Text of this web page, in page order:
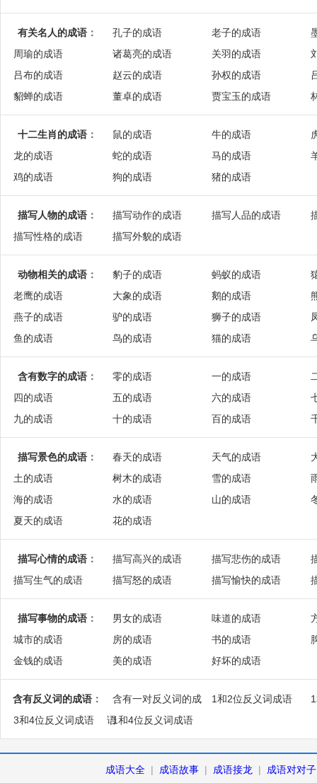
有关名人的成语 ： 孔子的成语 老子的成语
周瑜的成语
诸葛亮的成语 关羽的成语
吕布的成语
赵云的成语 孙权的成语
貂蝉的成语
董卓的成语 贾宝玉的成语
十二生肖的成语 ： 鼠的成语 牛的成语
龙的成语
蛇的成语 马的成语
鸡的成语
狗的成语 猪的成语
描写人物的成语 ： 描写动作的成语 描写人品的成语
描写性格的成语
描写外貌的成语
动物相关的成语 ： 豹子的成语 蚂蚁的成语
老鹰的成语
大象的成语 鹅的成语
燕子的成语
驴的成语 狮子的成语
鱼的成语
鸟的成语 猫的成语
含有数字的成语 ： 零的成语 一的成语
四的成语
五的成语 六的成语
九的成语
十的成语 百的成语
描写景色的成语 ： 春天的成语 天气的成语
土的成语
树木的成语 雪的成语
海的成语
水的成语 山的成语
夏天的成语
花的成语
描写心情的成语 ： 描写高兴的成语 描写悲伤的成语
描写生气的成语
描写怒的成语 描写愉快的成语
描写事物的成语 ： 男女的成语 味道的成语
城市的成语
房的成语 书的成语
金钱的成语
美的成语 好坏的成语
含有反义词的成语 ：
含有一对反义词的成
语
1和2位反义词成语
3和4位反义词成语
1和4位反义词成语
成语大全 | 成语故事 | 成语接龙 |
成语对对子